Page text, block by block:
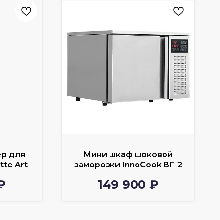
для
Art
Мини шкаф шоковой
заморозки InnoCook BF-2
149 900 ₽